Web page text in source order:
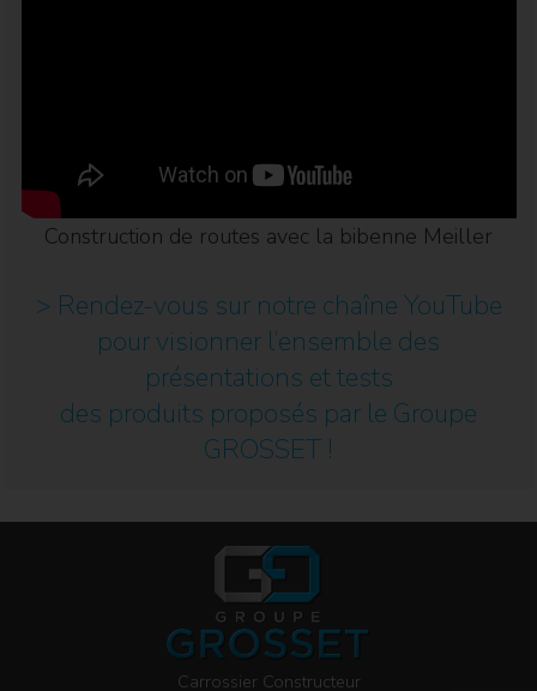
Construction de routes avec la bibenne Meiller
> Rendez-vous sur notre chaîne YouTube
pour visionner l’ensemble des
présentations et tests
des produits proposés par le Groupe
GROSSET !
Carrossier Constructeur